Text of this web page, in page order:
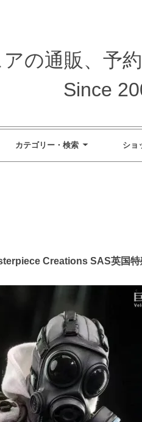
の通販、予
Since
カテゴリー・検索 ショ
Creations SAS英国